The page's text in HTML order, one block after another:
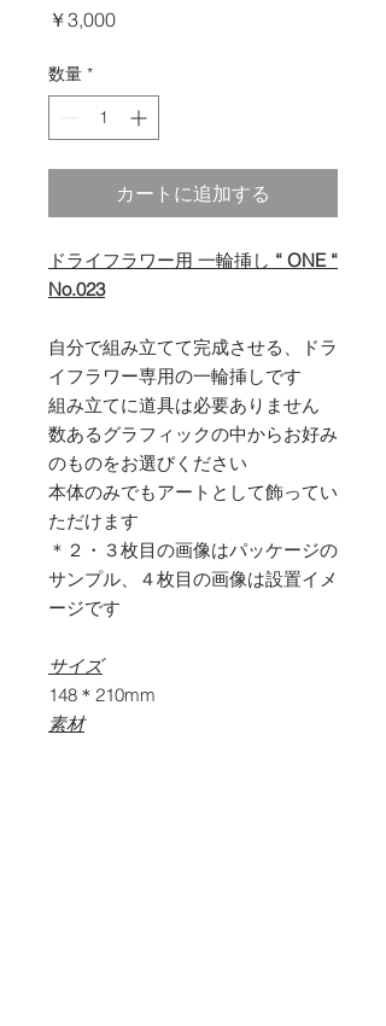
￥3,000価
数量 *
カートに追加する
ドライフラワー用 一輪挿し “ ONE “
No.023
自分で組み立てて完成させる、ドラ
イフラワー専用の一輪挿しです
組み立てに道具は必要ありません
数あるグラフィックの中からお好み
のものをお選びください
本体のみでもアートとして飾ってい
ただけます
＊２・３枚目の画像はパッケージの
サンプル、４枚目の画像は設置イメ
ージです
サイズ
148＊210mm
素材